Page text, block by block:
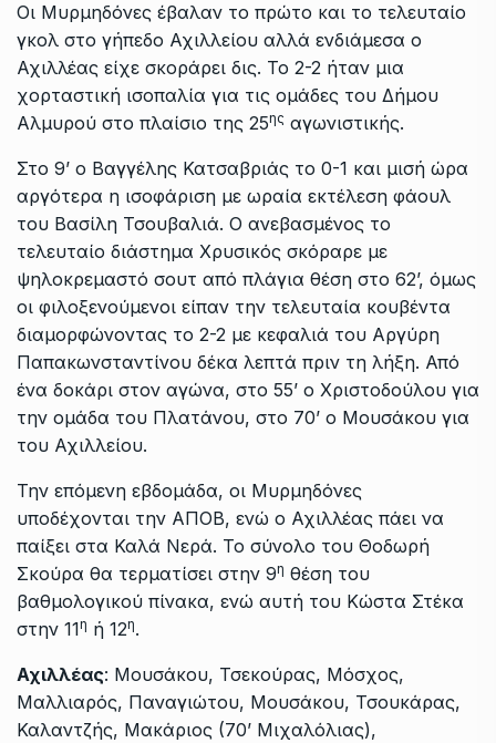
Οι Μυρμηδόνες έβαλαν το πρώτο και το τελευταίο
γκολ στο γήπεδο Αχιλλείου αλλά ενδιάμεσα ο
Αχιλλέας είχε σκοράρει δις. Το 2-2 ήταν μια
χορταστική ισοπαλία για τις ομάδες του Δήμου
Αλμυρού στο πλαίσιο της 25ης αγωνιστικής.
Στο 9’ ο Βαγγέλης Κατσαβριάς το 0-1 και μισή ώρα
αργότερα η ισοφάριση με ωραία εκτέλεση φάουλ
του Βασίλη Τσουβαλιά. Ο ανεβασμένος το
τελευταίο διάστημα Χρυσικός σκόραρε με
ψηλοκρεμαστό σουτ από πλάγια θέση στο 62’, όμως
οι φιλοξενούμενοι είπαν την τελευταία κουβέντα
διαμορφώνοντας το 2-2 με κεφαλιά του Αργύρη
Παπακωνσταντίνου δέκα λεπτά πριν τη λήξη. Από
ένα δοκάρι στον αγώνα, στο 55’ ο Χριστοδούλου για
την ομάδα του Πλατάνου, στο 70’ ο Μουσάκου για
του Αχιλλείου.
Την επόμενη εβδομάδα, οι Μυρμηδόνες
υποδέχονται την ΑΠΟΒ, ενώ ο Αχιλλέας πάει να
παίξει στα Καλά Νερά. Το σύνολο του Θοδωρή
Σκούρα θα τερματίσει στην 9η θέση του
βαθμολογικού πίνακα, ενώ αυτή του Κώστα Στέκα
στην 11η ή 12η.
Αχιλλέας: Μουσάκου, Τσεκούρας, Μόσχος,
Μαλλιαρός, Παναγιώτου, Μουσάκου, Τσουκάρας,
Καλαντζής, Μακάριος (70’ Μιχαλόλιας),